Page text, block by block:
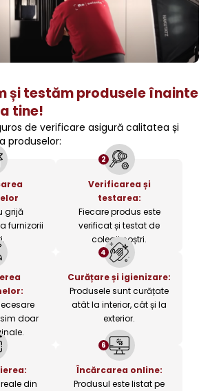
și testăm produsele înainte
tine!
de verificare asigură calitatea și
produselor:
grijă
furnizorii
2
Verificarea și
testarea:
Fiecare produs este
verificat și testat de
colegii noștri.
doar
4
Curățare și igienizare:
Produsele sunt curățate
atât la interior, cât și la
exterior.
din
6
Încărcarea online:
Produsul este listat pe